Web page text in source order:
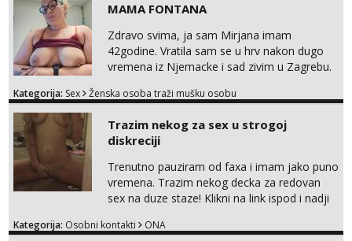
MAMA FONTANA
Zdravo svima, ja sam Mirjana imam
42godine. Vratila sam se u hrv nakon dugo
vremena iz Njemacke i sad zivim u Zagrebu.
fistinga, prskanja, pusenja i guranja dilda,
raditi u javnosti na poslu ;) Radim
videopozive i dopisivanja u kojem
razmjenimo slike, video, glasovne...
Prodajem i svoj donji ves a ako mogu isp...
Kategorija: Sex Ženska osoba traži mušku osobu
Trazim nekog za sex u strogoj
diskreciji
Trenutno pauziram od faxa i imam jako puno
vremena. Trazim nekog decka za redovan
sex na duze staze! Klikni na link ispod i nadji
Kategorija: Osobni kontakti ONA